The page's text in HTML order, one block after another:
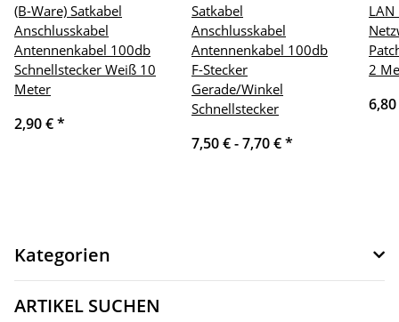
(B-Ware) Satkabel
Anschlusskabel
Antennenkabel 100db
Schnellstecker Weiß 10
Meter
2,90 €*
Satkabel
Anschlusskabel
Antennenkabel 100db
F-Stecker
Gerade/Winkel
Schnellstecker
7,50 € -7,70 €*
LAN
2
Kategorien
ARTIKEL SUCHEN